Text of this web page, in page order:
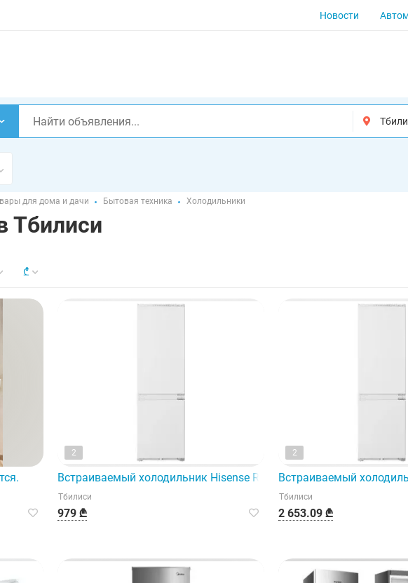
Новости
для дома и дачи Бытовая техника Холодильники
Тбилиси
₾
2
Встраиваемый холодильник Hisense RS-31Wcq — идеальный
Тбилиси
979 ₾
2
Встраиваемый
Тбилиси
2 653.09 ₾